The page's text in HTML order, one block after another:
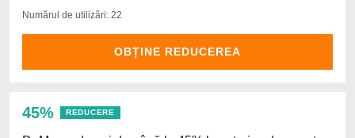
Numărul de utilizări: 22
OBȚINE REDUCEREA
45% REDUCERE